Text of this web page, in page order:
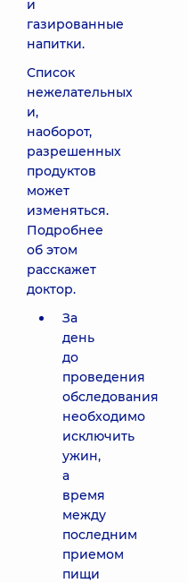
и
газированные
напитки.
Список
нежелательных
и,
наоборот,
разрешенных
продуктов
может
изменяться.
Подробнее
об этом
расскажет
доктор.
За
день
до
проведения
обследования
необходимо
исключить
ужин,
а
время
между
последним
приемом
пищи